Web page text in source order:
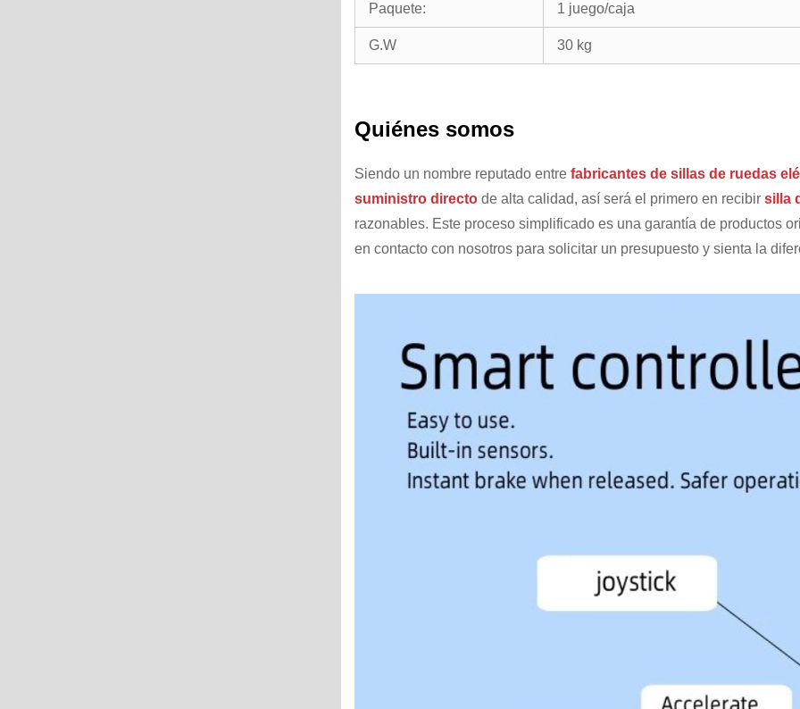
Paquete: 1 juego/caja
G.W 30 kg
Quiénes somos
Siendo un nombre reputado entre fabricantes de sillas de ruedas
suministro directo de alta calidad, así será el primero en recibir silla
razonables. Este proceso simplificado es una garantía de productos
en contacto con nosotros para solicitar un presupuesto y sienta la